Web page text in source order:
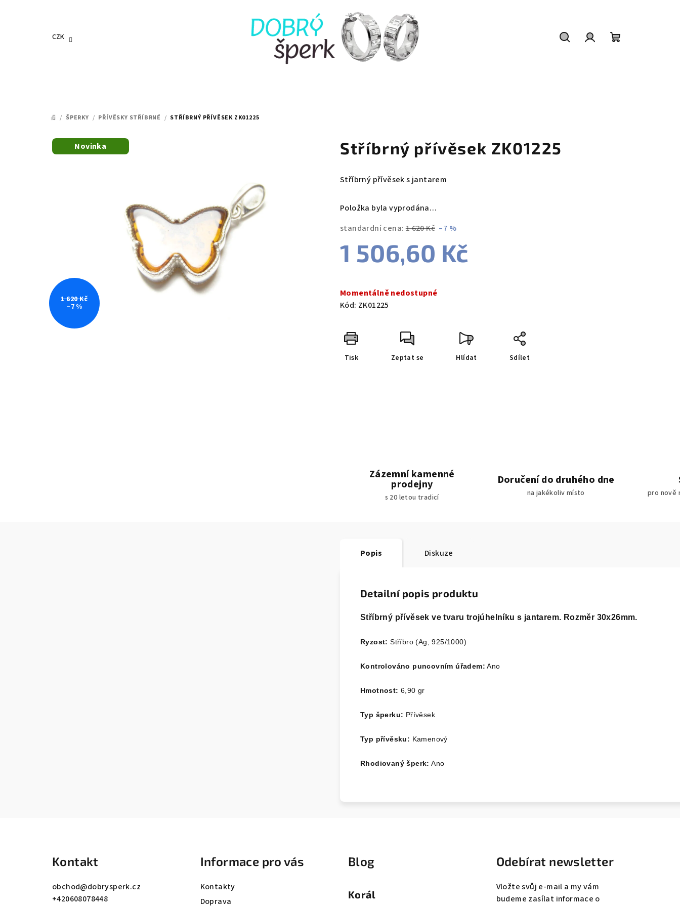
CZK
DOMŮ
/ ŠPERKY / PŘÍVĚSKY STŘÍBRNÉ / STŘÍBRNÝ PŘÍVĚSEK ZK01225
Stříbrný přívěsek ZK01225
Stříbrný přívěsek s jantarem
Položka byla vyprodána…
standardní cena: 1 620 Kč –7 %
1 506,60 Kč
cena:
Momentálně nedostupné
Kód: ZK01225
Tisk Zeptat se Hlídat Sdílet
Novinka
1 620 Kč
–7 %
Zázemní kamenné
prodejny
s 20 letou tradicí
Doručení do druhého dne
na jakékoliv místo pro nově
Popis Diskuze
Detailní popis produktu
Stříbrný přívěsek ve tvaru trojúhelníku s jantarem. Rozměr 30x26mm.
Ryzost:Stříbro (Ag, 925/1000)
Kontrolováno puncovním úřadem: Ano
Hmotnost: 6,90gr
Typ šperku: Přívěsek
Typ přívěsku: Kamenový
Rhodiovaný šperk: Ano
Kontakt
obchod@dobrysperk.cz
+420608078448
Informace pro vás
Kontakty
Doprava
Blog
Korál
Odebírat newsletter
Vložte svůj e-mail a my vám
budeme zasílat informace o